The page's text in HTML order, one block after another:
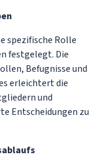
spezifische Rolle
festgelegt. Die
Befugnisse und
erleichtert die
und
Entscheidungen zu